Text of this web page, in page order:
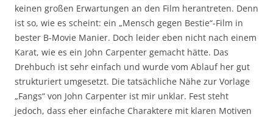
keinen großen Erwartungen an den Film herantreten. Denn
ist so, wie es scheint: ein „Mensch gegen Bestie“-Film in
bester B-Movie Manier. Doch leider eben nicht nach einem
Karat, wie es ein John Carpenter gemacht hätte. Das
Drehbuch ist sehr einfach und wurde vom Ablauf her gut
strukturiert umgesetzt. Die tatsächliche Nähe zur Vorlage
„Fangs“ von John Carpenter ist mir unklar. Fest steht
jedoch, dass eher einfache Charaktere mit klaren Motiven